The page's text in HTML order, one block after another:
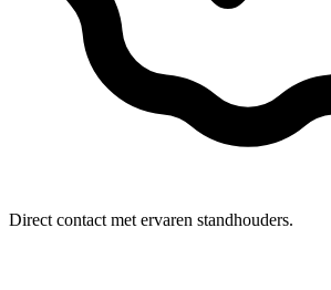
Direct contact met ervaren standhouders.